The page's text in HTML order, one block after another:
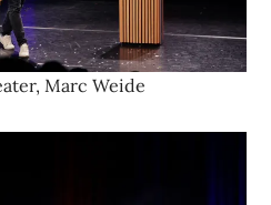
Marc Weide